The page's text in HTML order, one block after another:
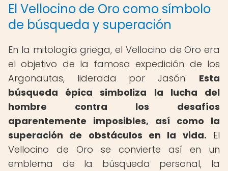
El Vellocino de Oro como símbolo
de búsqueda y superación
En la mitología griega, el Vellocino de Oro era
el objetivo de la famosa expedición de los
Argonautas, liderada por Jasón. Esta
búsqueda épica simboliza la lucha del
hombre contra los desafíos
aparentemente imposibles, así como la
superación de obstáculos en la vida. El
Vellocino de Oro se convierte así en un
emblema de la búsqueda personal, la